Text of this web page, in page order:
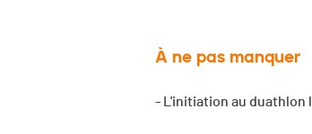
À ne pas manquer
- L'initiation au duathlon